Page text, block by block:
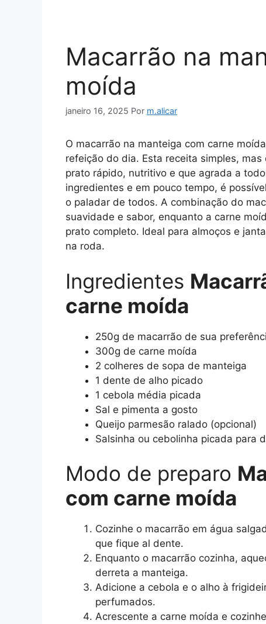
Macarrão na
moída
janeiro 16, 2025 Por m.alicar
O macarrão na manteiga com carne
refeição do dia. Esta receita simples,
prato rápido, nutritivo e que agrada a
ingredientes e em pouco tempo, é
o paladar de todos. A combinação do
suavidade e sabor, enquanto a carne
prato completo. Ideal para almoços e
na roda.
Ingredientes
carne moída
250g de macarrão de sua
300g de carne moída
2 colheres de sopa de manteiga
1 dente de alho picado
1 cebola média picada
Sal e pimenta a gosto
Queijo parmesão ralado (opcional)
Salsinha ou cebolinha picada para
Modo de preparo
com carne moída
Cozinhe o macarrão em água
que fique al dente.
Enquanto o macarrão cozinha,
derreta a manteiga.
Adicione a cebola e o alho à
perfumados.
Acrescente a carne moída e